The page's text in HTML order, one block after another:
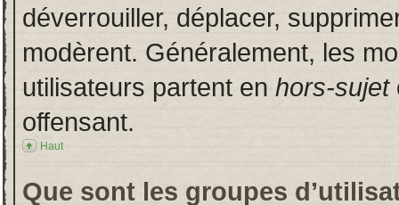
déverrouiller, déplacer,
modèrent. Généralement, les
utilisateurs partent en hors-sujet
offensant.
Haut
Que sont les groupes